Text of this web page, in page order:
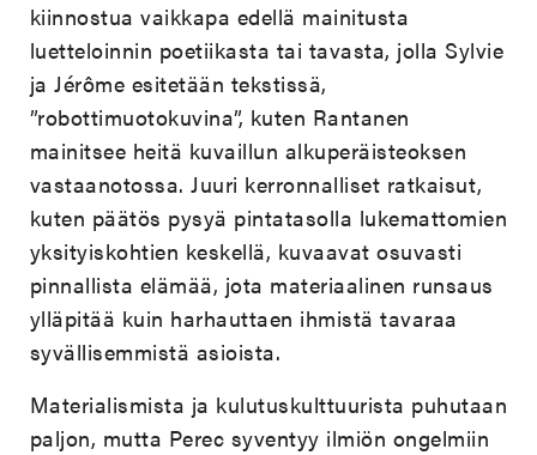
kiinnostua vaikkapa edellä mainitusta
luetteloinnin poetiikasta tai tavasta, jolla Sylvie
ja Jérôme esitetään tekstissä,
”robottimuotokuvina”, kuten Rantanen
mainitsee heitä kuvaillun alkuperäisteoksen
vastaanotossa. Juuri kerronnalliset ratkaisut,
kuten päätös pysyä pintatasolla lukemattomien
yksityiskohtien keskellä, kuvaavat osuvasti
pinnallista elämää, jota materiaalinen runsaus
ylläpitää kuin harhauttaen ihmistä tavaraa
syvällisemmistä asioista.
Materialismista ja kulutuskulttuurista puhutaan
paljon, mutta Perec syventyy ilmiön ongelmiin